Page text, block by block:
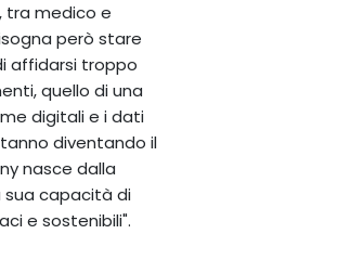
tra medico e
però stare
affidarsi troppo
quello di una
digitali e i dati
diventando il
nasce dalla
sua capacità di
e sostenibili".